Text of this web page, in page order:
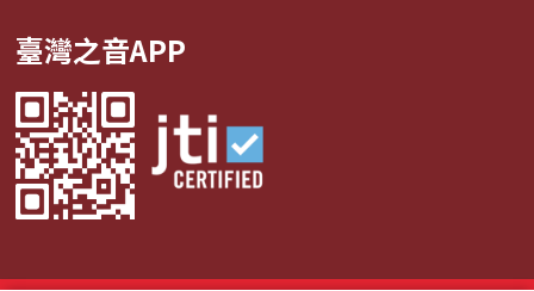
臺灣之音APP